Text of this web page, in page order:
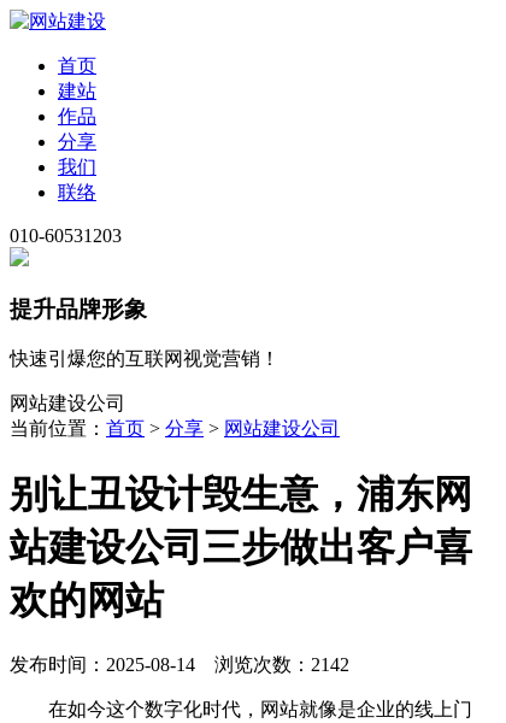
首页
建站
作品
分享
我们
联络
010-60531203
提升品牌形象
快速引爆您的互联网视觉营销！
网站建设公司
当前位置： 首页 > 分享 > 网站建设公司
别让丑设计毁生意，浦东网
站建设公司三步做出客户喜
欢的网站
发布时间：2025-08-14 浏览次数：2142
在如今这个数字化时代，网站就像是企业的线上门